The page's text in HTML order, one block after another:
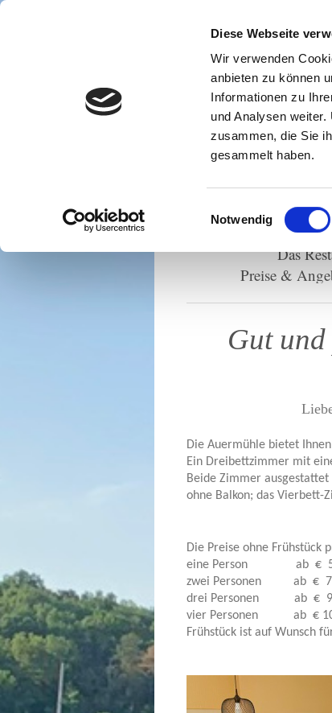
Diese Webseite
Wir verwenden
anbieten zu können
Informationen zu
und Analysen
zusammen, die Sie
gesammelt haben.
Einwilligungsauswahl
Notwendig
Startseite
Das
Preise &
Gut
Die Auermühle bietet
Ein Dreibettzimmer mit
Beide Zimmer
ohne Balkon; das Vierbett-
Die Preise ohne Frühstück
eine Person ab €
zwei Personen ab €
drei Personen ab €
vier Personen ab €
Frühstück ist auf Wunsch